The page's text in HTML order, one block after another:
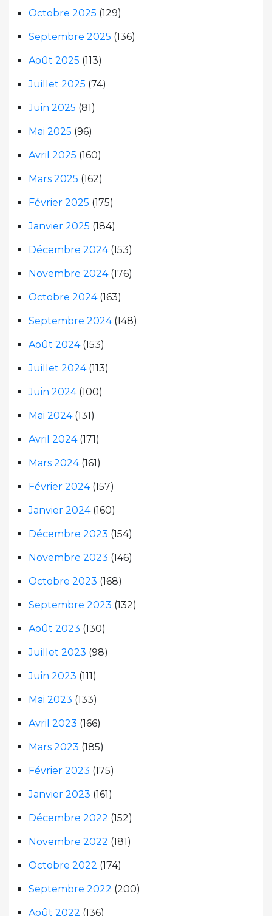
Octobre 2025 (129)
Septembre 2025 (136)
Août 2025 (113)
Juillet 2025 (74)
Juin 2025 (81)
Mai 2025 (96)
Avril 2025 (160)
Mars 2025 (162)
Février 2025 (175)
Janvier 2025 (184)
Décembre 2024(153)
Novembre 2024(176)
Octobre 2024(163)
Septembre 2024(148)
Août 2024(153)
Juillet 2024(113)
Juin 2024(100)
Mai 2024(131)
Avril 2024(171)
Mars 2024(161)
Février 2024(157)
Janvier 2024(160)
Décembre 2023 (154)
Novembre 2023 (146)
Octobre 2023 (168)
Septembre 2023 (132)
Août 2023 (130)
Juillet 2023 (98)
Juin 2023 (111)
Mai 2023 (133)
Avril 2023 (166)
Mars 2023 (185)
Février 2023 (175)
Janvier 2023 (161)
Décembre 2022 (152)
Novembre 2022 (181)
Octobre 2022 (174)
Septembre 2022 (200)
Août 2022 (136)